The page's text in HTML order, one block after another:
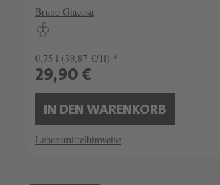
Bruno Giacosa
0.75 l (39,87 €/1l) *
29,90 €
IN DEN WARENKORB
Lebensmittelhinweise